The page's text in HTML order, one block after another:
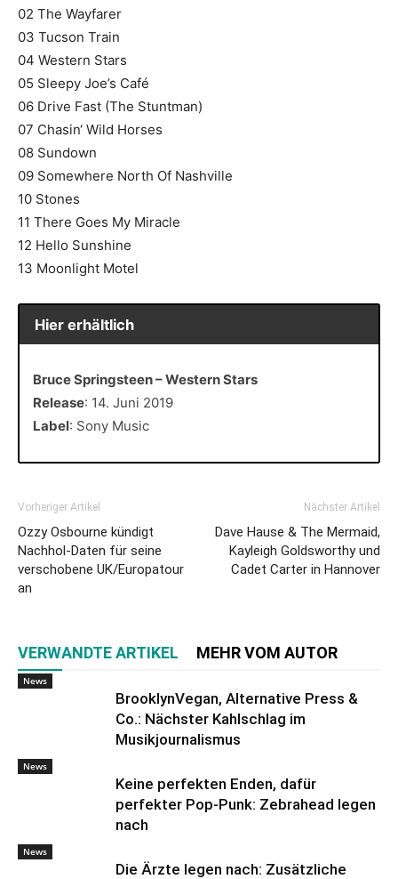
02 The Wayfarer
03 Tucson Train
04 Western Stars
05 Sleepy Joe’s Café
06 Drive Fast (The Stuntman)
07 Chasin‘ Wild Horses
08 Sundown
09 Somewhere North Of Nashville
10 Stones
11 There Goes My Miracle
12 Hello Sunshine
13 Moonlight Motel
Hier erhältlich
Bruce Springsteen – Western Stars
Release: 14. Juni 2019
Label: Sony Music
Vorheriger Artikel
Ozzy Osbourne kündigt
Nachhol-Daten für seine
verschobene UK/Europatour
an
Nächster Artikel
Dave Hause & The Mermaid,
Kayleigh Goldsworthy und
Cadet Carter in Hannover
VERWANDTE ARTIKEL MEHR VOM AUTOR
News
BrooklynVegan, Alternative Press &
Co.: Nächster Kahlschlag im
Musikjournalismus
News
Keine perfekten Enden, dafür
perfekter Pop-Punk: Zebrahead legen
nach
News
Die Ärzte legen nach: Zusätzliche